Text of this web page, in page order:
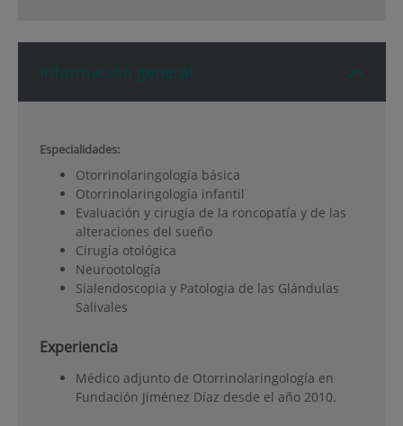
Información general
Especialidades:
Otorrinolaringología básica
Otorrinolaringología infantil
Evaluación y cirugía de la roncopatía y de las
alteraciones del sueño
Cirugía otológica
Neurootología
Sialendoscopia y Patologia de las Glándulas
Salivales
Experiencia
Médico adjunto de Otorrinolaringología en
Fundación Jiménez Díaz desde el año 2010.